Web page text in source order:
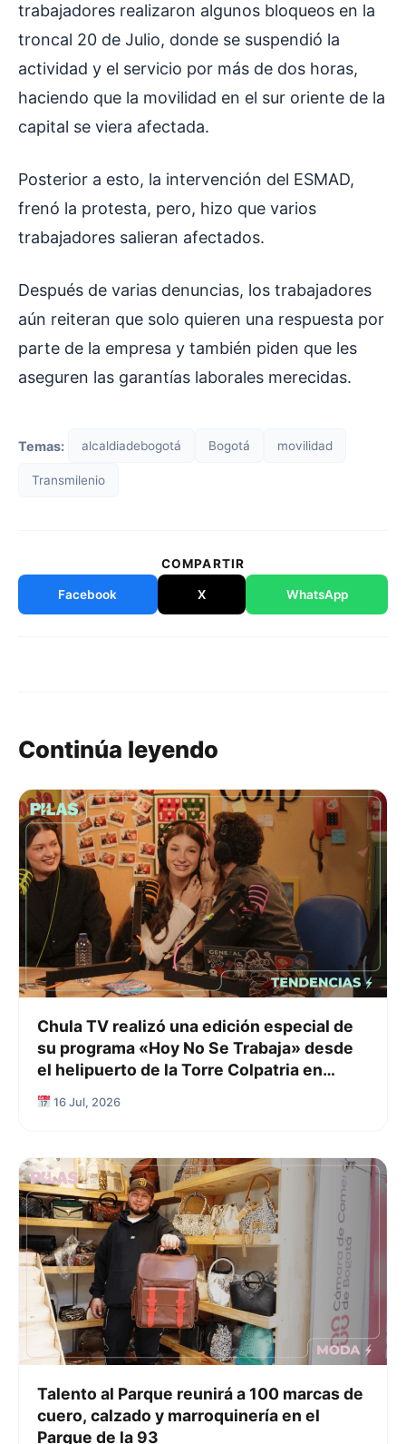
trabajadores realizaron algunos bloqueos en la
troncal 20 de Julio, donde se suspendió la
actividad y el servicio por más de dos horas,
haciendo que la movilidad en el sur oriente de la
capital se viera afectada.
Posterior a esto, la intervención del ESMAD,
frenó la protesta, pero, hizo que varios
trabajadores salieran afectados.
Después de varias denuncias, los trabajadores
aún reiteran que solo quieren una respuesta por
parte de la empresa y también piden que les
aseguren las garantías laborales merecidas.
Temas: alcaldiadebogotá Bogotá movilidad
Transmilenio
COMPARTIR
Facebook X WhatsApp
Continúa leyendo
Chula TV realizó una edición especial de
su programa «Hoy No Se Trabaja» desde
el helipuerto de la Torre Colpatria en
Bogotá
16 Jul, 2026
Talento al Parque reunirá a 100 marcas de
cuero, calzado y marroquinería en el
Parque de la 93